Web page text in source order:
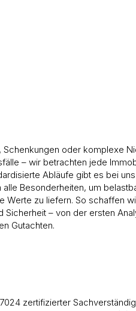
Schenkungen oder komplexe
– wir betrachten jede
Abläufe gibt es bei
Besonderheiten, um
Werte zu liefern. So schaffen
Sicherheit – von der ersten
Gutachten.
zertifizierter